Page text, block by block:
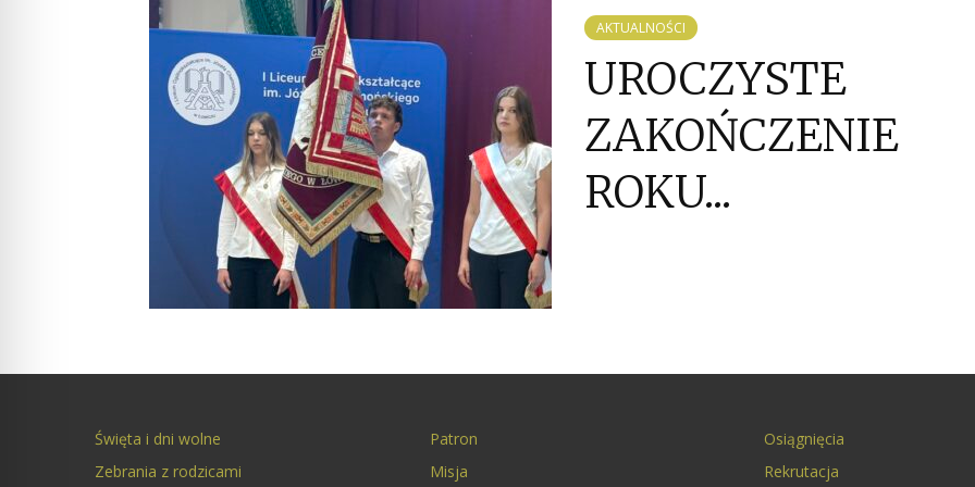
AKTUALNOŚCI
UROCZYSTE
ZAKOŃCZENIE
ROKU...
Święta i dni wolne
Zebrania z rodzicami
Patron
Misja
Osiągnięcia
Rekrutacja